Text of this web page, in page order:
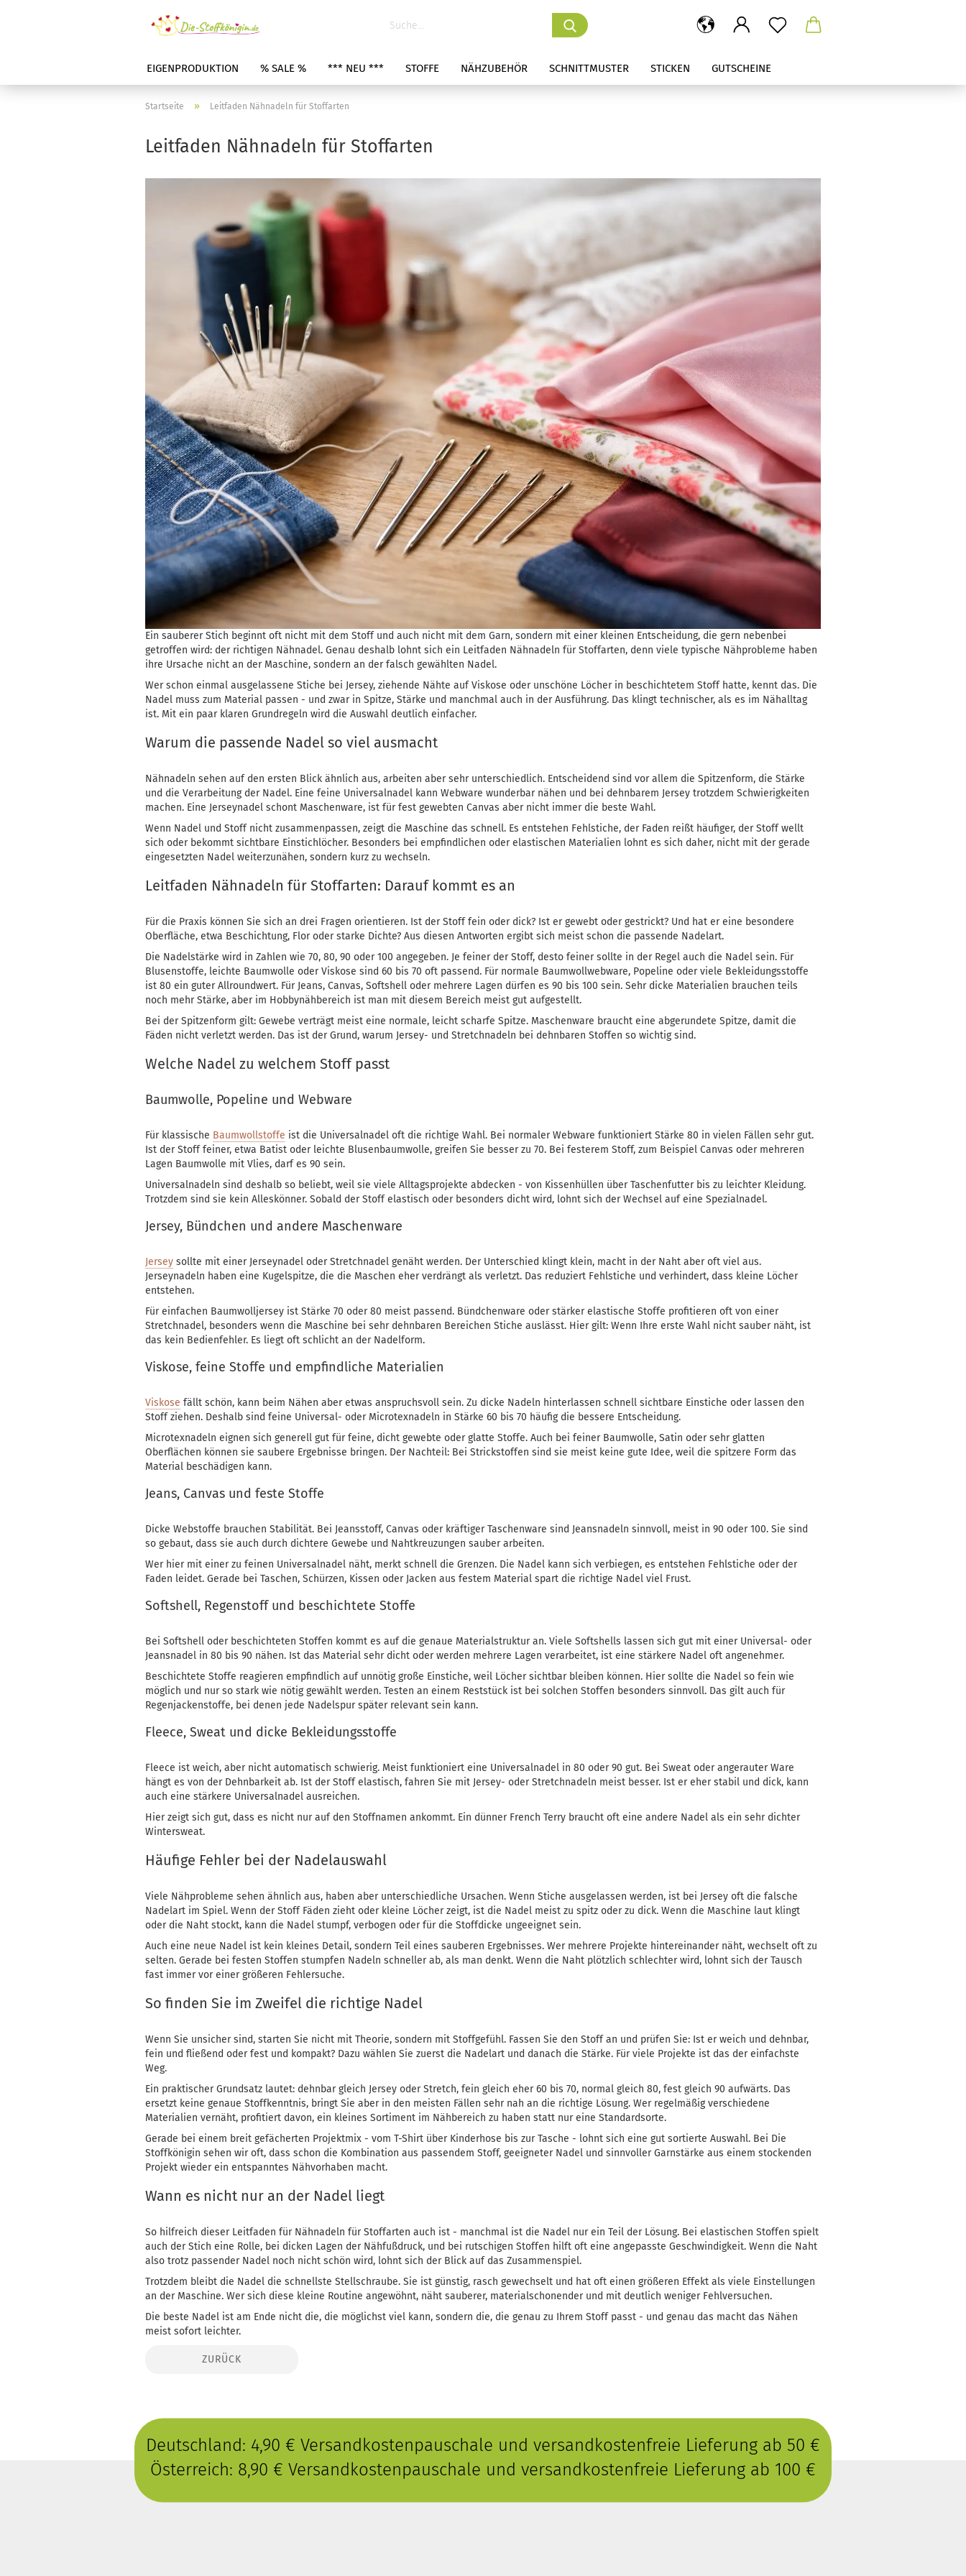
EIGENPRODUKTION % SALE % *** NEU *** STOFFE NÄHZUBEHÖR SCHNITTMUSTER STICKEN GUTSCHEINE
Startseite » Leitfaden Nähnadeln für Stoffarten
Leitfaden Nähnadeln für Stoffarten
Ein sauberer Stich beginnt oft nicht mit dem Stoff und auch nicht mit dem Garn, sondern mit einer kleinen Entscheidung, die gern nebenbei
getroffen wird: der richtigen Nähnadel. Genau deshalb lohnt sich ein Leitfaden Nähnadeln für Stoffarten, denn viele typische Nähprobleme haben
ihre Ursache nicht an der Maschine, sondern an der falsch gewählten Nadel.
Wer schon einmal ausgelassene Stiche bei Jersey, ziehende Nähte auf Viskose oder unschöne Löcher in beschichtetem Stoff hatte, kennt das. Die
Nadel muss zum Material passen - und zwar in Spitze, Stärke und manchmal auch in der Ausführung. Das klingt technischer, als es im Nähalltag
ist. Mit ein paar klaren Grundregeln wird die Auswahl deutlich einfacher.
Warum die passende Nadel so viel ausmacht
Nähnadeln sehen auf den ersten Blick ähnlich aus, arbeiten aber sehr unterschiedlich. Entscheidend sind vor allem die Spitzenform, die Stärke
und die Verarbeitung der Nadel. Eine feine Universalnadel kann Webware wunderbar nähen und bei dehnbarem Jersey trotzdem Schwierigkeiten
machen. Eine Jerseynadel schont Maschenware, ist für fest gewebten Canvas aber nicht immer die beste Wahl.
Wenn Nadel und Stoff nicht zusammenpassen, zeigt die Maschine das schnell. Es entstehen Fehlstiche, der Faden reißt häufiger, der Stoff wellt
sich oder bekommt sichtbare Einstichlöcher. Besonders bei empfindlichen oder elastischen Materialien lohnt es sich daher, nicht mit der gerade
eingesetzten Nadel weiterzunähen, sondern kurz zu wechseln.
Leitfaden Nähnadeln für Stoffarten: Darauf kommt es an
Für die Praxis können Sie sich an drei Fragen orientieren. Ist der Stoff fein oder dick? Ist er gewebt oder gestrickt? Und hat er eine besondere
Oberfläche, etwa Beschichtung, Flor oder starke Dichte? Aus diesen Antworten ergibt sich meist schon die passende Nadelart.
Die Nadelstärke wird in Zahlen wie 70, 80, 90 oder 100 angegeben. Je feiner der Stoff, desto feiner sollte in der Regel auch die Nadel sein. Für
Blusenstoffe, leichte Baumwolle oder Viskose sind 60 bis 70 oft passend. Für normale Baumwollwebware, Popeline oder viele Bekleidungsstoffe
ist 80 ein guter Allroundwert. Für Jeans, Canvas, Softshell oder mehrere Lagen dürfen es 90 bis 100 sein. Sehr dicke Materialien brauchen teils
noch mehr Stärke, aber im Hobbynähbereich ist man mit diesem Bereich meist gut aufgestellt.
Bei der Spitzenform gilt: Gewebe verträgt meist eine normale, leicht scharfe Spitze. Maschenware braucht eine abgerundete Spitze, damit die
Fäden nicht verletzt werden. Das ist der Grund, warum Jersey- und Stretchnadeln bei dehnbaren Stoffen so wichtig sind.
Welche Nadel zu welchem Stoff passt
Baumwolle, Popeline und Webware
Für klassische Baumwollstoffe ist die Universalnadel oft die richtige Wahl. Bei normaler Webware funktioniert Stärke 80 in vielen Fällen sehr gut.
Ist der Stoff feiner, etwa Batist oder leichte Blusenbaumwolle, greifen Sie besser zu 70. Bei festerem Stoff, zum Beispiel Canvas oder mehreren
Lagen Baumwolle mit Vlies, darf es 90 sein.
Universalnadeln sind deshalb so beliebt, weil sie viele Alltagsprojekte abdecken - von Kissenhüllen über Taschenfutter bis zu leichter Kleidung.
Trotzdem sind sie kein Alleskönner. Sobald der Stoff elastisch oder besonders dicht wird, lohnt sich der Wechsel auf eine Spezialnadel.
Jersey, Bündchen und andere Maschenware
Jersey sollte mit einer Jerseynadel oder Stretchnadel genäht werden. Der Unterschied klingt klein, macht in der Naht aber oft viel aus.
Jerseynadeln haben eine Kugelspitze, die die Maschen eher verdrängt als verletzt. Das reduziert Fehlstiche und verhindert, dass kleine Löcher
entstehen.
Für einfachen Baumwolljersey ist Stärke 70 oder 80 meist passend. Bündchenware oder stärker elastische Stoffe profitieren oft von einer
Stretchnadel, besonders wenn die Maschine bei sehr dehnbaren Bereichen Stiche auslässt. Hier gilt: Wenn Ihre erste Wahl nicht sauber näht, ist
das kein Bedienfehler. Es liegt oft schlicht an der Nadelform.
Viskose, feine Stoffe und empfindliche Materialien
Viskose fällt schön, kann beim Nähen aber etwas anspruchsvoll sein. Zu dicke Nadeln hinterlassen schnell sichtbare Einstiche oder lassen den
Stoff ziehen. Deshalb sind feine Universal- oder Microtexnadeln in Stärke 60 bis 70 häufig die bessere Entscheidung.
Microtexnadeln eignen sich generell gut für feine, dicht gewebte oder glatte Stoffe. Auch bei feiner Baumwolle, Satin oder sehr glatten
Oberflächen können sie saubere Ergebnisse bringen. Der Nachteil: Bei Strickstoffen sind sie meist keine gute Idee, weil die spitzere Form das
Material beschädigen kann.
Jeans, Canvas und feste Stoffe
Dicke Webstoffe brauchen Stabilität. Bei Jeansstoff, Canvas oder kräftiger Taschenware sind Jeansnadeln sinnvoll, meist in 90 oder 100. Sie sind
so gebaut, dass sie auch durch dichtere Gewebe und Nahtkreuzungen sauber arbeiten.
Wer hier mit einer zu feinen Universalnadel näht, merkt schnell die Grenzen. Die Nadel kann sich verbiegen, es entstehen Fehlstiche oder der
Faden leidet. Gerade bei Taschen, Schürzen, Kissen oder Jacken aus festem Material spart die richtige Nadel viel Frust.
Softshell, Regenstoff und beschichtete Stoffe
Bei Softshell oder beschichteten Stoffen kommt es auf die genaue Materialstruktur an. Viele Softshells lassen sich gut mit einer Universal- oder
Jeansnadel in 80 bis 90 nähen. Ist das Material sehr dicht oder werden mehrere Lagen verarbeitet, ist eine stärkere Nadel oft angenehmer.
Beschichtete Stoffe reagieren empfindlich auf unnötig große Einstiche, weil Löcher sichtbar bleiben können. Hier sollte die Nadel so fein wie
möglich und nur so stark wie nötig gewählt werden. Testen an einem Reststück ist bei solchen Stoffen besonders sinnvoll. Das gilt auch für
Regenjackenstoffe, bei denen jede Nadelspur später relevant sein kann.
Fleece, Sweat und dicke Bekleidungsstoffe
Fleece ist weich, aber nicht automatisch schwierig. Meist funktioniert eine Universalnadel in 80 oder 90 gut. Bei Sweat oder angerauter Ware
hängt es von der Dehnbarkeit ab. Ist der Stoff elastisch, fahren Sie mit Jersey- oder Stretchnadeln meist besser. Ist er eher stabil und dick, kann
auch eine stärkere Universalnadel ausreichen.
Hier zeigt sich gut, dass es nicht nur auf den Stoffnamen ankommt. Ein dünner French Terry braucht oft eine andere Nadel als ein sehr dichter
Wintersweat.
Häufige Fehler bei der Nadelauswahl
Viele Nähprobleme sehen ähnlich aus, haben aber unterschiedliche Ursachen. Wenn Stiche ausgelassen werden, ist bei Jersey oft die falsche
Nadelart im Spiel. Wenn der Stoff Fäden zieht oder kleine Löcher zeigt, ist die Nadel meist zu spitz oder zu dick. Wenn die Maschine laut klingt
oder die Naht stockt, kann die Nadel stumpf, verbogen oder für die Stoffdicke ungeeignet sein.
Auch eine neue Nadel ist kein kleines Detail, sondern Teil eines sauberen Ergebnisses. Wer mehrere Projekte hintereinander näht, wechselt oft zu
selten. Gerade bei festen Stoffen stumpfen Nadeln schneller ab, als man denkt. Wenn die Naht plötzlich schlechter wird, lohnt sich der Tausch
fast immer vor einer größeren Fehlersuche.
So finden Sie im Zweifel die richtige Nadel
Wenn Sie unsicher sind, starten Sie nicht mit Theorie, sondern mit Stoffgefühl. Fassen Sie den Stoff an und prüfen Sie: Ist er weich und dehnbar,
fein und fließend oder fest und kompakt? Dazu wählen Sie zuerst die Nadelart und danach die Stärke. Für viele Projekte ist das der einfachste
Weg.
Ein praktischer Grundsatz lautet: dehnbar gleich Jersey oder Stretch, fein gleich eher 60 bis 70, normal gleich 80, fest gleich 90 aufwärts. Das
ersetzt keine genaue Stoffkenntnis, bringt Sie aber in den meisten Fällen sehr nah an die richtige Lösung. Wer regelmäßig verschiedene
Materialien vernäht, profitiert davon, ein kleines Sortiment im Nähbereich zu haben statt nur eine Standardsorte.
Gerade bei einem breit gefächerten Projektmix - vom T-Shirt über Kinderhose bis zur Tasche - lohnt sich eine gut sortierte Auswahl. Bei Die
Stoffkönigin sehen wir oft, dass schon die Kombination aus passendem Stoff, geeigneter Nadel und sinnvoller Garnstärke aus einem stockenden
Projekt wieder ein entspanntes Nähvorhaben macht.
Wann es nicht nur an der Nadel liegt
So hilfreich dieser Leitfaden für Nähnadeln für Stoffarten auch ist - manchmal ist die Nadel nur ein Teil der Lösung. Bei elastischen Stoffen spielt
auch der Stich eine Rolle, bei dicken Lagen der Nähfußdruck, und bei rutschigen Stoffen hilft oft eine angepasste Geschwindigkeit. Wenn die Naht
also trotz passender Nadel noch nicht schön wird, lohnt sich der Blick auf das Zusammenspiel.
Trotzdem bleibt die Nadel die schnellste Stellschraube. Sie ist günstig, rasch gewechselt und hat oft einen größeren Effekt als viele Einstellungen
an der Maschine. Wer sich diese kleine Routine angewöhnt, näht sauberer, materialschonender und mit deutlich weniger Fehlversuchen.
Die beste Nadel ist am Ende nicht die, die möglichst viel kann, sondern die, die genau zu Ihrem Stoff passt - und genau das macht das Nähen
meist sofort leichter.
ZURÜCK
Deutschland: 4,90 € Versandkostenpauschale und versandkostenfreie Lieferung ab 50 €
Österreich: 8,90 € Versandkostenpauschale und versandkostenfreie Lieferung ab 100 €